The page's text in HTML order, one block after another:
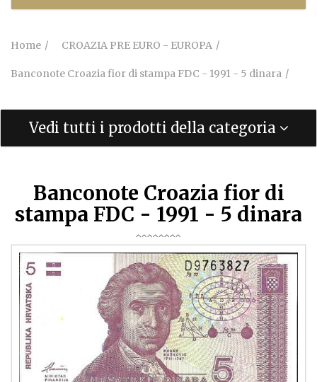
Home CROAZIA PRE EURO - EUROPA
Banconote Croazia fior di stampa FDC - 1991 - 5 dinara
Vedi tutti i prodotti della categoria
Banconote Croazia fior di
stampa FDC - 1991 - 5 dinara